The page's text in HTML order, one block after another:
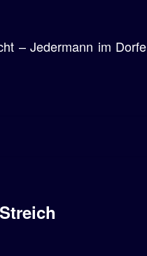
– Jedermann im Dorfe